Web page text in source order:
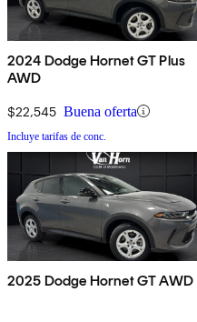
2024 Dodge Hornet GT Plus
AWD
$22,545 Buena oferta
Incluye tarifas de conc.
2025 Dodge Hornet GT AWD